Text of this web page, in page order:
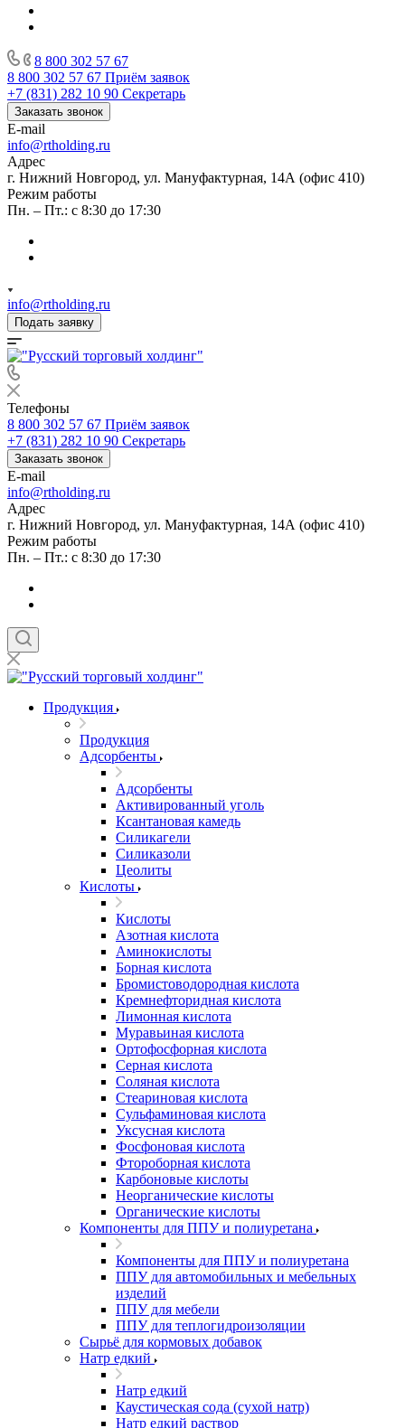
8 800 302 57 67
8 800 302 57 67 Приём заявок
+7 (831) 282 10 90 Секретарь
Заказать звонок
E-mail
info@rtholding.ru
Адрес
г. Нижний Новгород, ул. Мануфактурная, 14А (офис 410)
Режим работы
Пн. – Пт.: с 8:30 до 17:30
info@rtholding.ru
Подать заявку
Телефоны
8 800 302 57 67 Приём заявок
+7 (831) 282 10 90 Секретарь
Заказать звонок
E-mail
info@rtholding.ru
Адрес
г. Нижний Новгород, ул. Мануфактурная, 14А (офис 410)
Режим работы
Пн. – Пт.: с 8:30 до 17:30
Продукция
Продукция
Адсорбенты
Адсорбенты
Активированный уголь
Ксантановая камедь
Силикагели
Силиказоли
Цеолиты
Кислоты
Кислоты
Азотная кислота
Аминокислоты
Борная кислота
Бромистоводородная кислота
Кремнефторидная кислота
Лимонная кислота
Муравьиная кислота
Ортофосфорная кислота
Серная кислота
Соляная кислота
Стеариновая кислота
Сульфаминовая кислота
Уксусная кислота
Фосфоновая кислота
Фтороборная кислота
Карбоновые кислоты
Неорганические кислоты
Органические кислоты
Компоненты для ППУ и полиуретана
Компоненты для ППУ и полиуретана
ППУ для автомобильных и мебельных
изделий
ППУ для мебели
ППУ для теплогидроизоляции
Сырьё для кормовых добавок
Натр едкий
Натр едкий
Каустическая сода (сухой натр)
Натр едкий раствор